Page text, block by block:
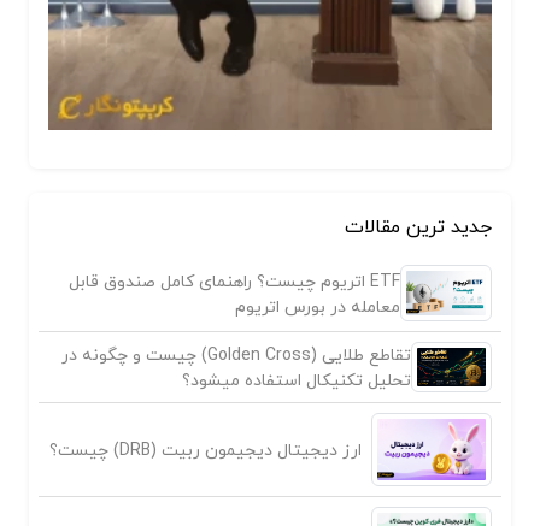
جدید ترین مقالات
ETF اتریوم چیست؟ راهنمای کامل صندوق قابل
معامله در بورس اتریوم
تقاطع طلایی (Golden Cross) چیست و چگونه در
تحلیل تکنیکال استفاده میشود؟
ارز دیجیتال دیجیمون ربیت (DRB) چیست؟